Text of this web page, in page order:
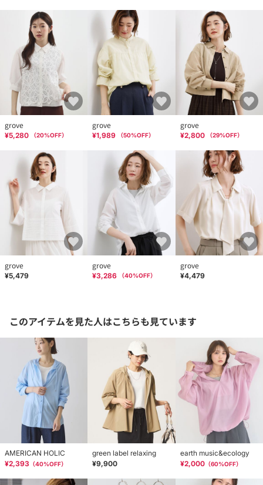
grove
¥5,280 （20%OFF）
grove
¥1,989 （50%OFF）
grove
¥2,800 （29%OFF）
grove
¥5,479
grove
¥3,286 （40%OFF）
grove
¥4,479